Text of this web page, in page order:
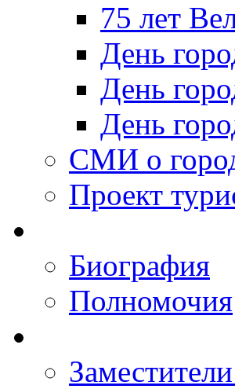
75 лет
День
День
День
СМИ о
Проект
Биография
Полномочия